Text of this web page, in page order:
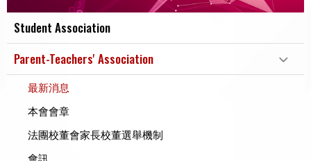
Student Association
Parent-Teachers' Association
最新消息
本會會章
法團校董會家長校董選舉機制
會訊